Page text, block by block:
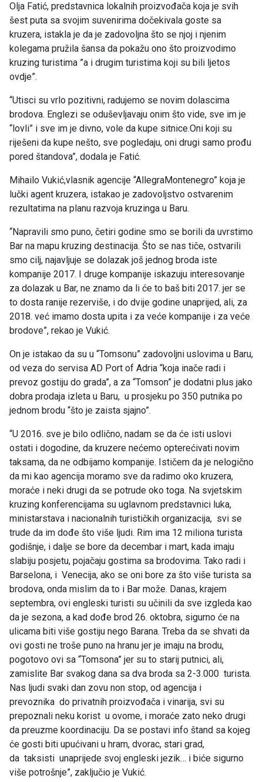
Olja Fatić, predstavnica lokalnih proizvođača koja je svih
šest puta sa svojim suvenirima dočekivala goste sa
kruzera, istakla je da je zadovoljna što se njoj i njenim
kolegama pružila šansa da pokažu ono što proizvodimo
kruzing turistima ”a i drugim turistima koji su bili ljetos
ovdje”.
“Utisci su vrlo pozitivni, radujemo se novim dolascima
brodova. Englezi se oduševljavaju onim što vide, sve im je
“lovli” i sve im je divno, vole da kupe sitnice.Oni koji su
riješeni da kupe nešto, sve pogledaju, oni drugi samo prođu
pored štandova”, dodala je Fatić.
Mihailo Vukić,vlasnik agencije “AllegraMontenegro” koja je
lučki agent kruzera, istakao je zadovoljstvo ostvarenim
rezultatima na planu razvoja kruzinga u Baru.
“Napravili smo puno, četiri godine smo se borili da uvrstimo
Bar na mapu kruzing destinacija. Što se nas tiče, ostvarili
smo cilj, najavljuje se dolazak još jednog broda iste
kompanije 2017. I druge kompanije iskazuju interesovanje
za dolazak u Bar, ne znamo da li će to baš biti 2017. jer se
to dosta ranije rezerviše, i do dvije godine unaprijed, ali, za
2018. već imamo dosta upita i za veće kompanije i za veće
brodove”, rekao je Vukić.
On je istakao da su u “Tomsonu” zadovoljni uslovima u Baru,
od veza do servisa AD Port of Adria “koja inače radi i
prevoz gostiju do grada”, a za “Tomson” je dodatni plus jako
dobra prodaja izleta u Baru, u prosjeku po 350 putnika po
jednom brodu “što je zaista sjajno”.
“U 2016. sve je bilo odlično, nadam se da će isti uslovi
ostati i dogodine, da kruzere nećemo opterećivati novim
taksama, da ne odbijamo kompanije. Ističem da je nelogično
da mi kao agencija moramo sve da radimo oko kruzera,
moraće i neki drugi da se potrude oko toga. Na svjetskim
kruzing konferencijama su uglavnom predstavnici luka,
ministarstava i nacionalnih turističkih organizacija, svi se
trude da im dođe što više ljudi. Rim ima 12 miliona turista
godišnje, i dalje se bore da decembar i mart, kada imaju
slabiju posjetu, pojačaju gostima sa brodovima. Tako radi i
Barselona, i Venecija, ako se oni bore za što više turista sa
brodova, onda mislim da to i Bar može. Danas, krajem
septembra, ovi engleski turisti su učinili da sve izgleda kao
da je sezona, a kad dođe brod 26. oktobra, sigurno će na
ulicama biti više gostiju nego Barana. Treba da se shvati da
ovi gosti ne troše puno na hranu jer je imaju na brodu,
pogotovo ovi sa “Tomsona” jer su to starij putnici, ali,
zamislite Bar svakog dana sa dva broda sa 2-3.000 turista.
Nas ljudi svaki dan zovu non stop, od agencija i
prevoznika do privatnih proizvođača i vinarija, svi su
prepoznali neku korist u ovome, i moraće zato neko drugi
da preuzme koordinaciju. Da se postavi info štand sa kojeg
će gosti biti upućivani u hram, dvorac, stari grad,
da taksisti unaprijede svoj engleski jezik… i biće sigurno
više potrošnje”, zaključio je Vukić.